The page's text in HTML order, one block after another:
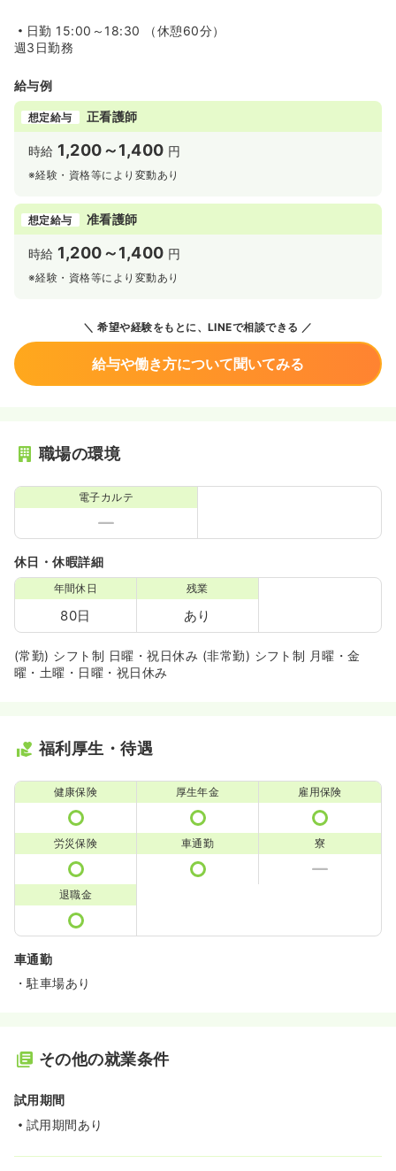
日勤 15:00～18:30 （休憩60分）
週3日勤務
給与例
想定給与 正看護師
時給 1,200～1,400 円
※経験・資格等により変動あり
想定給与 准看護師
時給 1,200～1,400 円
※経験・資格等により変動あり
希望や経験をもとに、LINEで相談できる
給与や働き方について聞いてみる
職場の環境
電子カルテ
休日・休暇詳細
年間休日
80日
残業
あり
(常勤) シフト制 日曜・祝日休み (非常勤) シフト制 月曜・金
曜・土曜・日曜・祝日休み
福利厚生・待遇
健康保険 厚生年金 雇用保険
労災保険 車通勤 寮
退職金
車通勤
・駐車場あり
その他の就業条件
試用期間
試用期間あり